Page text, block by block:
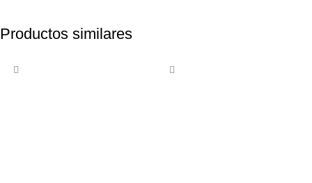
Productos similares